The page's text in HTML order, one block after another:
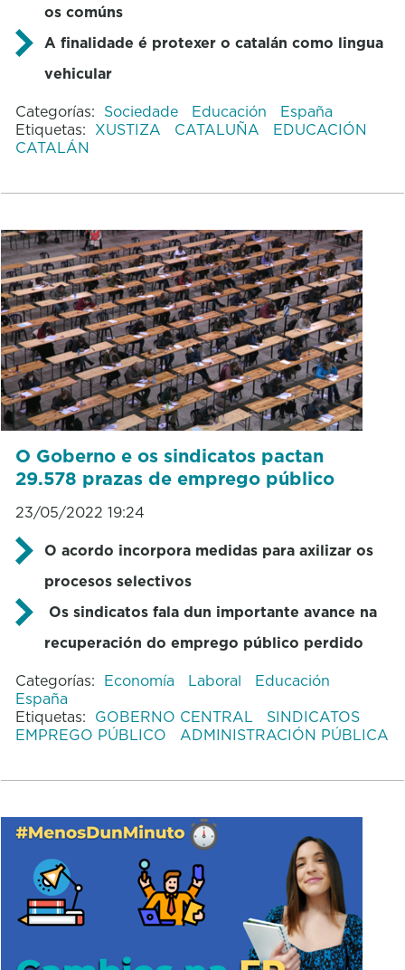
os comúns
A finalidade é protexer o catalán como lingua
vehicular
Categorías: Sociedade Educación
España
Etiquetas: XUSTIZA CATALUÑA
EDUCACIÓN
CATALÁN
O Goberno e os sindicatos pactan
29.578 prazas de emprego público
23/05/2022 19:24
O acordo incorpora medidas para axilizar os
procesos selectivos
Os sindicatos fala dun importante avance na
recuperación do emprego público perdido
Categorías: Economía Laboral
Educación
España
Etiquetas: GOBERNO CENTRAL
SINDICATOS
EMPREGO PÚBLICO
ADMINISTRACIÓN PÚBLICA